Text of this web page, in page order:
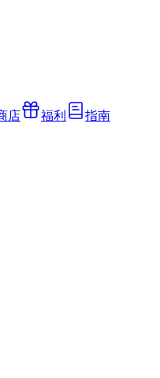
店 福利 指南